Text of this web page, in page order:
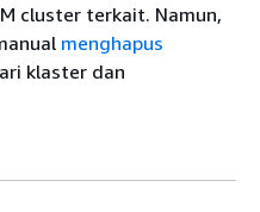
cluster terkait. Namun,
menghapus
klaster dan